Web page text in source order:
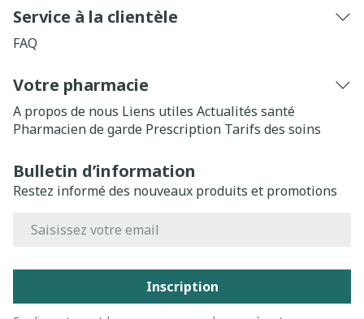
Service à la clientèle
FAQ
Votre pharmacie
A propos de nous Liens utiles Actualités santé
Pharmacien de garde Prescription Tarifs des soins
Bulletin d’information
Restez informé des nouveaux produits et promotions
Inscription